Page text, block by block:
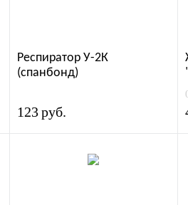
Респиратор У-2К
(спанбонд)
123руб.